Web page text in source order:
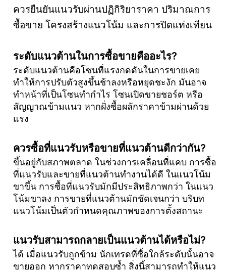
ควรยืนยันแนวรับผ่านปฏิกิริยาราคา ปริมาณการ
ซื้อขาย โครงสร้างแนวโน้ม และการปิดแท่งเทียน
ระดับแนวต้านในการซื้อขายคืออะไร?
ระดับแนวต้านคือโซนที่แรงกดดันในการขายเคย
ทำให้การปรับตัวสูงขึ้นช้าลงหรือหยุดชะงัก มันอาจ
ทำหน้าที่เป็นโซนทำกำไร โซนเปิดขายชอร์ต หรือ
สัญญาณข้ามแนว หากฝั่งซื้อผลักราคาข้ามผ่านด้วย
แรง
ควรซื้อที่แนวรับหรือขายที่แนวต้านดีกว่ากัน?
ขึ้นอยู่กับสภาพตลาด ในช่วงการเคลื่อนที่แคบ การซื้อ
ที่แนวรับและขายที่แนวต้านทำงานได้ดี ในแนวโน้ม
ขาขึ้น การซื้อที่แนวรับมักมีประสิทธิภาพกว่า ในแนว
โน้มขาลง การขายที่แนวต้านมักชัดเจนกว่า บริบท
แนวโน้มเป็นตัวกำหนดคุณภาพของการตั้งสถานะ
แนวรับสามารถกลายเป็นแนวต้านได้หรือไม่?
ได้ เมื่อแนวรับถูกข้าม นักเทรดที่ซื้อใกล้ระดับนั้นอาจ
ขายออก หากราคาทดสอบซ้ำ สิ่งนี้สามารถทำให้แนว